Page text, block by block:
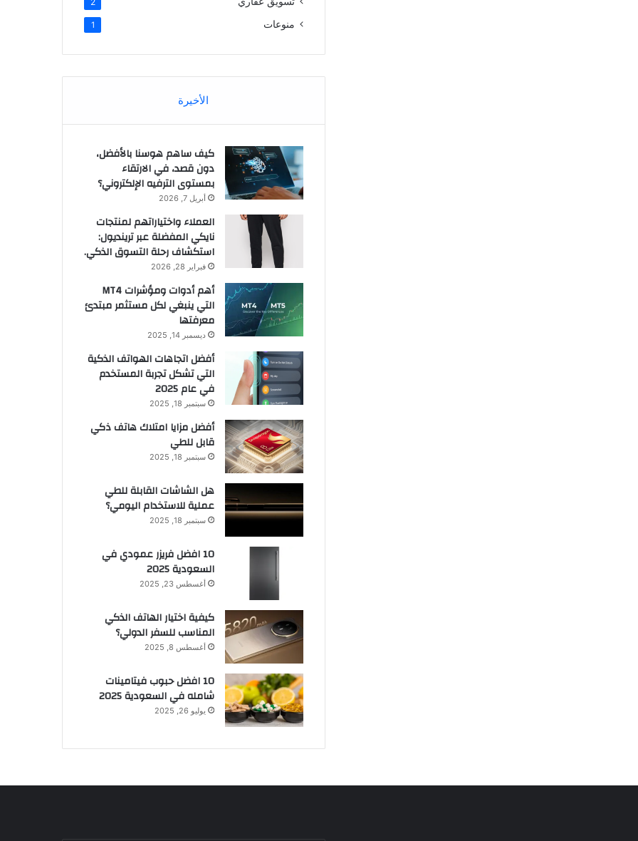
منوعات 1
الأخيرة
كيف ساهم هوسنا بالأفضل،
دون قصد، في الارتقاء
بمستوى الترفيه الإلكتروني؟
أبريل 7, 2026
العملاء واختياراتهم لمنتجات
نايكي المفضلة عبر ترينديول:
استكشاف رحلة التسوق الذكي.
فبراير 28, 2026
أهم أدوات ومؤشرات MT4
التي ينبغي لكل مستثمر مبتدئ
معرفتها
ديسمبر 14, 2025
أفضل اتجاهات الهواتف الذكية
التي تشكل تجربة المستخدم
في عام 2025
سبتمبر 18, 2025
أفضل مزايا امتلاك هاتف ذكي
قابل للطي
سبتمبر 18, 2025
هل الشاشات القابلة للطي
عملية للاستخدام اليومي؟
سبتمبر 18, 2025
10 افضل فريزر عمودي​ في
السعودية​ 2025
أغسطس 23, 2025
كيفية اختيار الهاتف الذكي
المناسب للسفر الدولي؟
أغسطس 8, 2025
10 افضل حبوب فيتامينات
شامله​ في السعودية 2025
يوليو 26, 2025